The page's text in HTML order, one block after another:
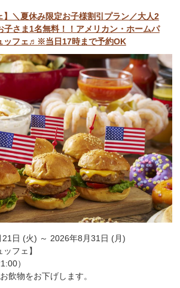
】＼夏休み限定お子様割引プラン／大人2
子さま1名無料！！アメリカン・ホームパ
ッフェ♬※当日17時まで予約OK
21日 (火) ～ 2026年8月31日 (月)
フェ】
）
飲物をお下げします。